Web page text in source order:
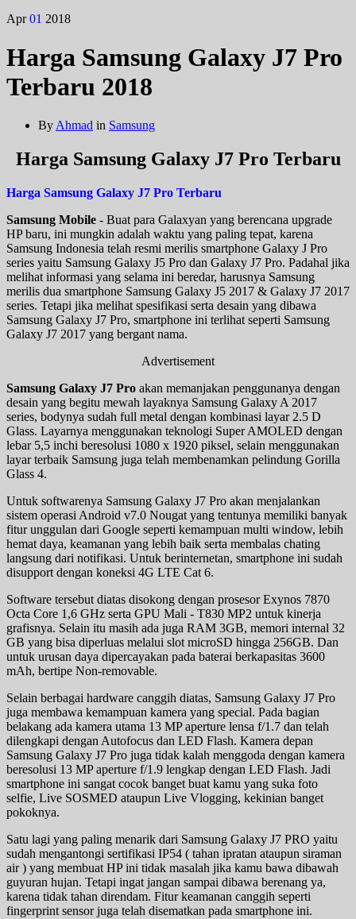
Apr 01 2018
Harga Samsung Galaxy J7 Pro
Terbaru 2018
ByAhmad in Samsung
Harga Samsung Galaxy J7 Pro Terbaru
Harga Samsung Galaxy J7 Pro Terbaru
Samsung Mobile - Buat para Galaxyan yang berencana upgrade
HP baru, ini mungkin adalah waktu yang paling tepat, karena
Samsung Indonesia telah resmi merilis smartphone Galaxy J Pro
series yaitu Samsung Galaxy J5 Pro dan Galaxy J7 Pro. Padahal jika
melihat informasi yang selama ini beredar, harusnya Samsung
merilis dua smartphone Samsung Galaxy J5 2017 & Galaxy J7 2017
series. Tetapi jika melihat spesifikasi serta desain yang dibawa
Samsung Galaxy J7 Pro, smartphone ini terlihat seperti Samsung
Galaxy J7 2017 yang bergant nama.
Advertisement
Samsung Galaxy J7 Pro akan memanjakan penggunanya dengan
desain yang begitu mewah layaknya Samsung Galaxy A 2017
series, bodynya sudah full metal dengan kombinasi layar 2.5 D
Glass. Layarnya menggunakan teknologi Super AMOLED dengan
lebar 5,5 inchi beresolusi 1080 x 1920 piksel, selain menggunakan
layar terbaik Samsung juga telah membenamkan pelindung Gorilla
Glass 4.
Untuk softwarenya Samsung Galaxy J7 Pro akan menjalankan
sistem operasi Android v7.0 Nougat yang tentunya memiliki banyak
fitur unggulan dari Google seperti kemampuan multi window, lebih
hemat daya, keamanan yang lebih baik serta membalas chating
langsung dari notifikasi. Untuk berinternetan, smartphone ini sudah
disupport dengan koneksi 4G LTE Cat 6.
Software tersebut diatas disokong dengan prosesor Exynos 7870
Octa Core 1,6 GHz serta GPU Mali - T830 MP2 untuk kinerja
grafisnya. Selain itu masih ada juga RAM 3GB, memori internal 32
GB yang bisa diperluas melalui slot microSD hingga 256GB. Dan
untuk urusan daya dipercayakan pada baterai berkapasitas 3600
mAh, bertipe Non-removable.
Selain berbagai hardware canggih diatas, Samsung Galaxy J7 Pro
juga membawa kemampuan kamera yang special. Pada bagian
belakang ada kamera utama 13 MP aperture lensa f/1.7 dan telah
dilengkapi dengan Autofocus dan LED Flash. Kamera depan
Samsung Galaxy J7 Pro juga tidak kalah menggoda dengan kamera
beresolusi 13 MP aperture f/1.9 lengkap dengan LED Flash. Jadi
smartphone ini sangat cocok banget buat kamu yang suka foto
selfie, Live SOSMED ataupun Live Vlogging, kekinian banget
pokoknya.
Satu lagi yang paling menarik dari Samsung Galaxy J7 PRO yaitu
sudah mengantongi sertifikasi IP54 ( tahan ipratan ataupun siraman
air ) yang membuat HP ini tidak masalah jika kamu bawa dibawah
guyuran hujan. Tetapi ingat jangan sampai dibawa berenang ya,
karena tidak tahan direndam. Fitur keamanan canggih seperti
fingerprint sensor juga telah disematkan pada smartphone ini.